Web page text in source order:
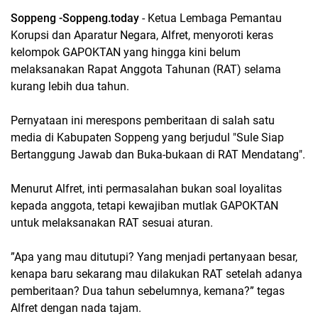
Soppeng -Soppeng.today - Ketua Lembaga Pemantau
Korupsi dan Aparatur Negara, Alfret, menyoroti keras
kelompok GAPOKTAN yang hingga kini belum
melaksanakan Rapat Anggota Tahunan (RAT) selama
kurang lebih dua tahun.
Pernyataan ini merespons pemberitaan di salah satu
media di Kabupaten Soppeng yang berjudul "Sule Siap
Bertanggung Jawab dan Buka-bukaan di RAT Mendatang".
Menurut Alfret, inti permasalahan bukan soal loyalitas
kepada anggota, tetapi kewajiban mutlak GAPOKTAN
untuk melaksanakan RAT sesuai aturan.
”Apa yang mau ditutupi? Yang menjadi pertanyaan besar,
kenapa baru sekarang mau dilakukan RAT setelah adanya
pemberitaan? Dua tahun sebelumnya, kemana?” tegas
Alfret dengan nada tajam.